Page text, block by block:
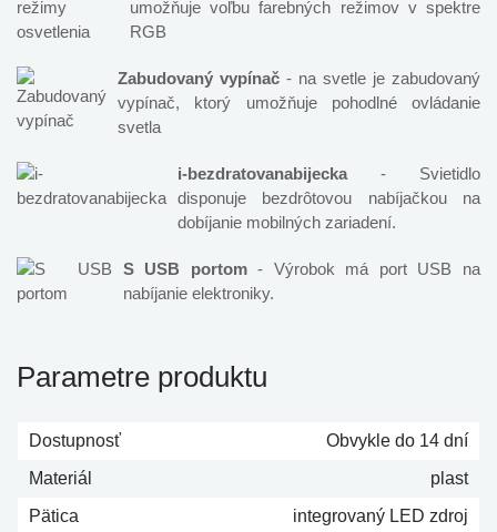
umožňuje voľbu farebných režimov v spektre
RGB
Zabudovaný vypínač - na svetle je zabudovaný
vypínač, ktorý umožňuje pohodlné ovládanie
svetla
i-bezdratovanabijecka - Svietidlo
disponuje bezdrôtovou nabíjačkou na
dobíjanie mobilných zariadení.
S USB portom- Výrobok má port USB na
nabíjanie elektroniky.
Parametre produktu
Dostupnosť
Obvykle do 14 dní
Materiál
plast
Pätica
integrovaný LED zdroj